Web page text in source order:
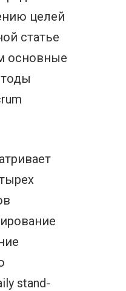
целей
статье
основные
stand-